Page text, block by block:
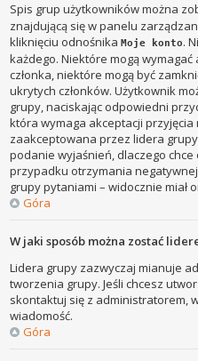
Spis grup użytkowników można
znajdującą się w panelu
kliknięciu odnośnikaMoje konto.
każdego. Niektóre mogą
członka, niektóre mogą być
ukrytych członków. Użytkownik
grupy, naciskając odpowiedni
która wymaga akceptacji przyjęcia
zaakceptowana przez lidera
podanie wyjaśnień, dlaczego chce
przypadku otrzymania
grupy pytaniami – widocznie miał
Góra
W jaki sposób można zostać
Lidera grupy zazwyczaj mianuje
tworzenia grupy. Jeśli chcesz
skontaktuj się z administratorem,
wiadomość.
Góra